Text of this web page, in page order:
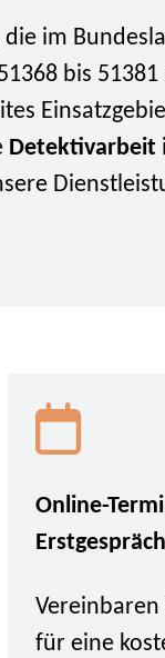
die im
bis
Detektivarbeit
Online-
Erstgespräch
für eine